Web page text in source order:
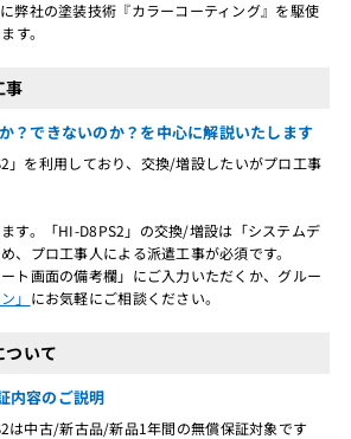
弊社の塗装技術『カラーコーティング』を駆使
す。
事
？できないのか？を中心に解説いたします
を利用しており、交換/増設したいがプロ工事
。「HI-D8PS2」の交換/増設は「システムデ
、プロ工事人による派遣工事が必須です。
ト画面の備考欄」にご入力いただくか、グルー
」 にお気軽にご相談ください。
いて
内容のご説明
中古/新古品/新品1年間の無償保証対象です